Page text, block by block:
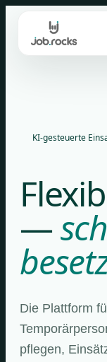
content
KI-gesteuerte
—
Die Plattform
pflegen,